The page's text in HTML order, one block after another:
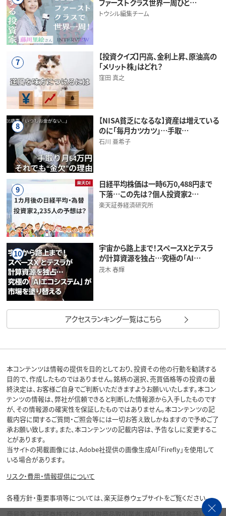
トウシル編集チーム
7
【投資クイズ】円高、金利上昇、原油高の
「メリット株」はどれ？
窪田 真之
8
【NISA貧乏になるな】資産は増えている
のに「毎月カツカツ」…手取…
石川 亜希子
9
日経平均株価は一時6万0,488円まで
下落…この先は？個人投資家2…
楽天証券経済研究所
10
宇宙から路上まで！スペースXとテスラ
が計算資源を独占…究極の「AI…
茂木 春輝
アクセスランキング一覧はこちら
本コンテンツは情報の提供を目的としており、投資その他の行動を勧誘する
目的で、作成したものではありません。銘柄の選択、売買価格等の投資の最
終決定は、お客様ご自身でご判断いただきますようお願いいたします。本コン
テンツの情報は、弊社が信頼できると判断した情報源から入手したものです
が、その情報源の確実性を保証したものではありません。本コンテンツの記
載内容に関するご質問・ご照会等には一切お答え致しかねますので予めご了
承お願い致します。また、本コンテンツの記載内容は、予告なしに変更するこ
とがあります。
当サイトの掲載画像には、Adobe社提供の画像生成AI「Firefly」を使用して
いる場合があります。
リスク・費用・情報提供について
各種方針・重要事項等については、楽天証券ウェブサイトをご覧ください。
商号等：楽天証券株式会社／金融商品取引業者 関東財務局長（金商）第195